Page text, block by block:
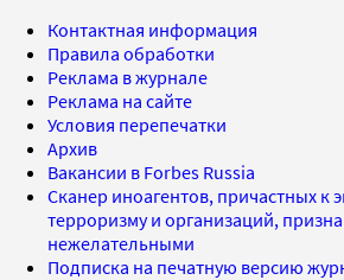
Контактная информация
Правила обработки
Реклама в журнале
Реклама на сайте
Условия перепечатки
Архив
Вакансии в Forbes Russia
Сканер иноагентов, причастных к
терроризму и организаций,
нежелательными
Подписка на печатную версию